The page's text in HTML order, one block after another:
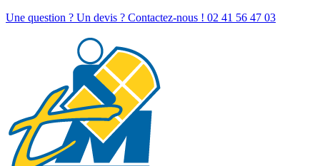
Une question ? Un devis ? Contactez-nous ! 02 41 56 47 03